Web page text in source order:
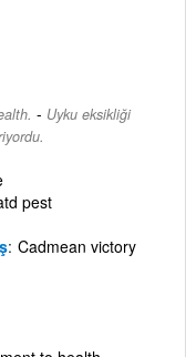
- Uyku eksikliği
pest
Cadmean victory